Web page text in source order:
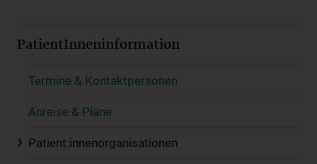
PatientInneninformation
Termine & Kontaktpersonen
Anreise & Pläne
Patient:innenorganisationen